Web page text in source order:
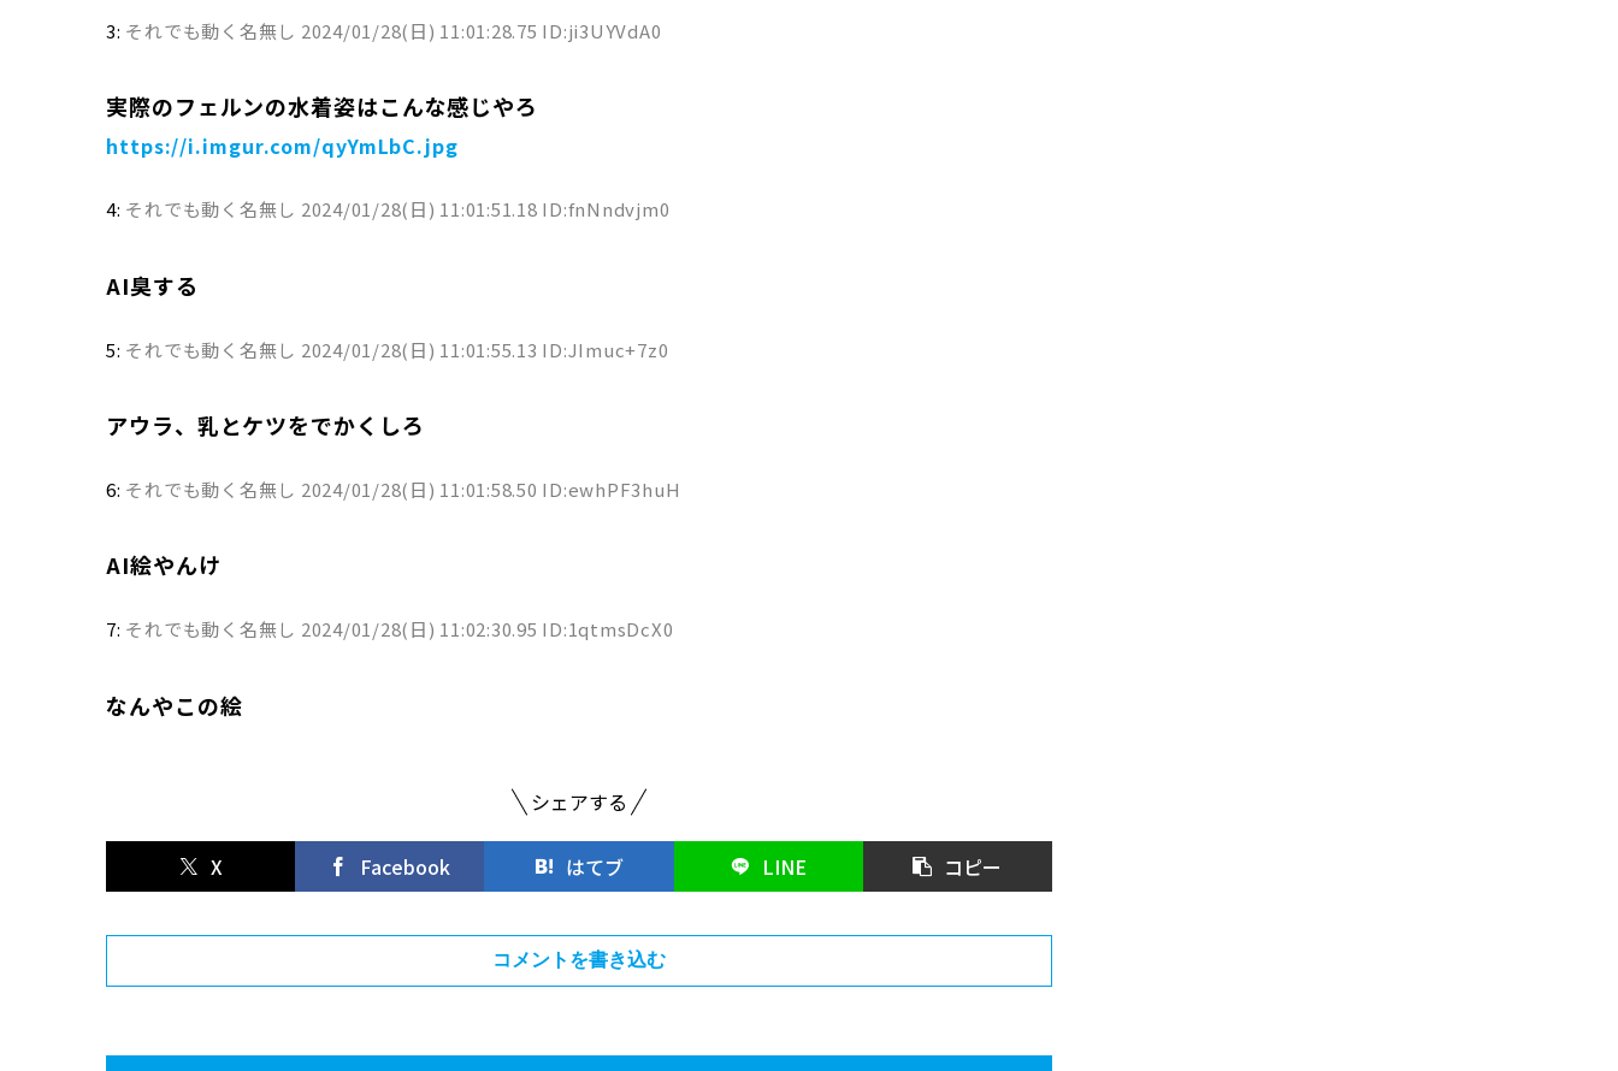
3: それでも動く名無し 2024/01/28(日) 11:01:28.75 ID:ji3UYVdA0
実際のフェルンの水着姿はこんな感じやろ
https://i.imgur.com/qyYmLbC.jpg
4: それでも動く名無し 2024/01/28(日) 11:01:51.18 ID:fnNndvjm0
AI臭する
5: それでも動く名無し 2024/01/28(日) 11:01:55.13 ID:JImuc+7z0
アウラ、乳とケツをでかくしろ
6: それでも動く名無し 2024/01/28(日) 11:01:58.50 ID:ewhPF3huH
AI絵やんけ
7: それでも動く名無し 2024/01/28(日) 11:02:30.95 ID:1qtmsDcX0
なんやこの絵
シェアする
X Facebook はてブ LINE コピー
コメントを書き込む